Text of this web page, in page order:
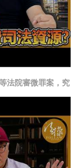
法院審微罪案，究